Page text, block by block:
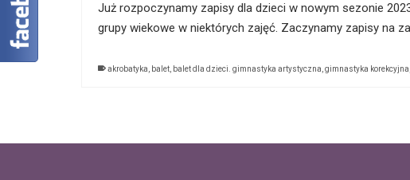
Już rozpoczynamy zapisy dla dzieci w nowym sezonie
grupy wiekowe w niektórych zajęć. Zaczynamy zapisy na
akrobatyka balet balet dla dzieci. gimnastyka artystyczna gimnastyka korekcyjna